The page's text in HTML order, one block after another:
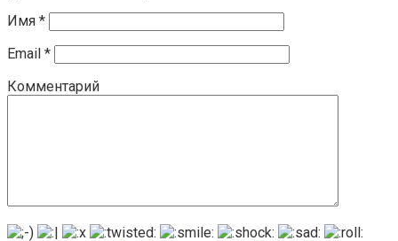
Имя *
Email *
Комментарий